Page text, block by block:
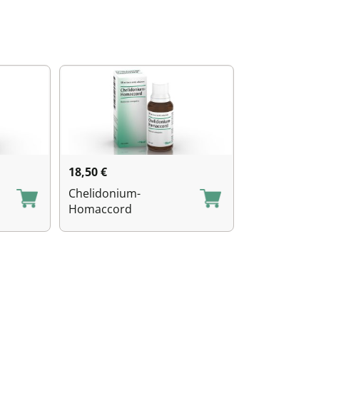
18,50€
Chelidonium-
Homaccord